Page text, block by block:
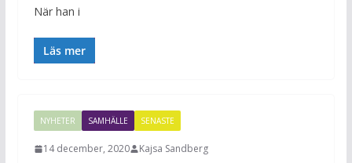
När han i
Läs mer
NYHETER SAMHÄLLE SENASTE
14 december, 2020 Kajsa Sandberg